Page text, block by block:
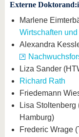
Externe
Marlene
Wirtschaften
Alexandra
Liza Sander
Richard Rath
Friedemann
Lisa
Hamburg)
Frederic Wrage